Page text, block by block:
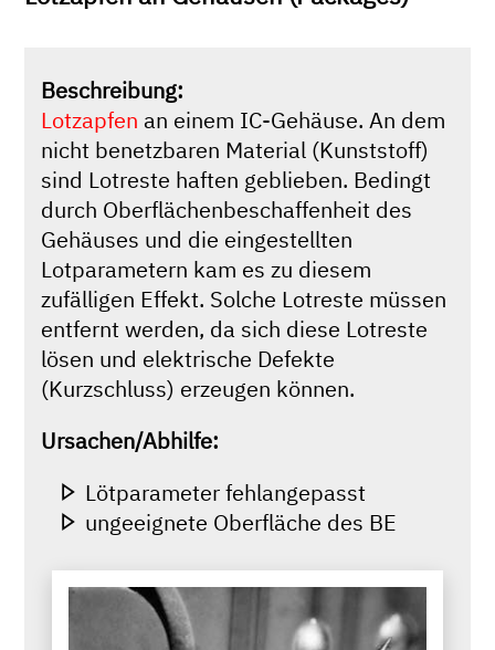
Beschreibung:
Lotzapfen an einem IC-Gehäuse. An dem
nicht benetzbaren Material (Kunststoff)
sind Lotreste haften geblieben. Bedingt
durch Oberflächenbeschaffenheit des
Gehäuses und die eingestellten
Lotparametern kam es zu diesem
zufälligen Effekt. Solche Lotreste müssen
entfernt werden, da sich diese Lotreste
lösen und elektrische Defekte
(Kurzschluss) erzeugen können.
Ursachen/Abhilfe:
Lötparameter fehlangepasst
ungeeignete Oberfläche des BE